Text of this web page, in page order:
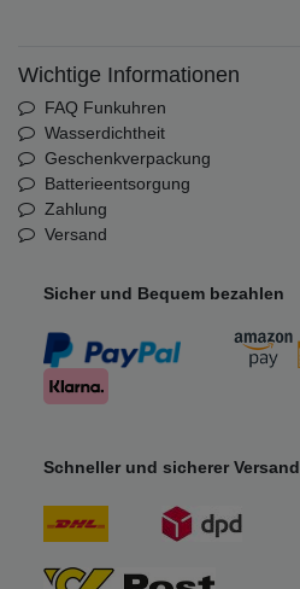
Wichtige Informationen
FAQ Funkuhren
Wasserdichtheit
Geschenkverpackung
Batterieentsorgung
Zahlung
Versand
Sicher und Bequem bezahlen
Schneller und sicherer Versand